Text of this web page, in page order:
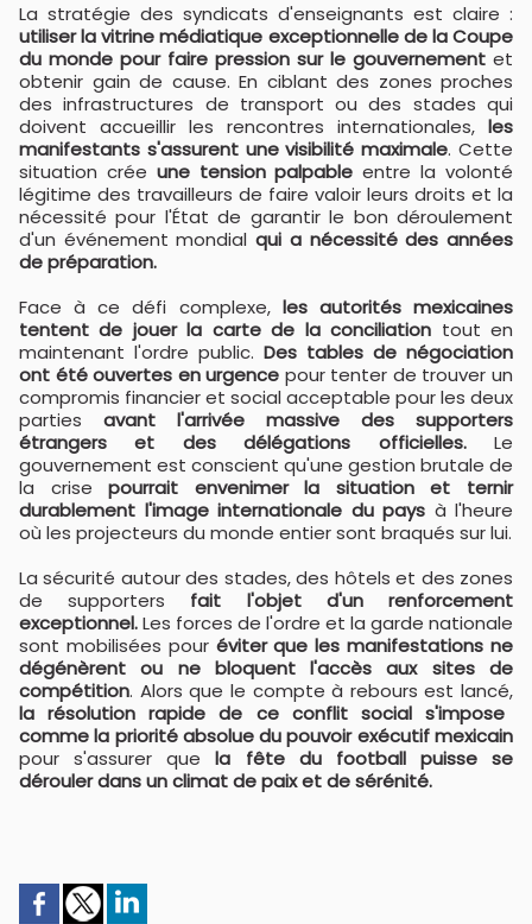
La stratégie des syndicats d'enseignants est claire :
utiliser la vitrine médiatique exceptionnelle de la Coupe
du monde pour faire pression sur le gouvernement et
obtenir gain de cause. En ciblant des zones proches
des infrastructures de transport ou des stades qui
doivent accueillir les rencontres internationales, les
manifestants s'assurent une visibilité maximale. Cette
situation crée une tension palpable entre la volonté
légitime des travailleurs de faire valoir leurs droits et la
nécessité pour l'État de garantir le bon déroulement
d'un événement mondialqui a nécessité des années
de préparation.
Face à ce défi complexe, les autorités mexicaines
tentent de jouer la carte de la conciliation tout en
maintenant l'ordre public. Des tables de négociation
ont été ouvertes en urgence pour tenter de trouver un
compromis financier et social acceptable pour les deux
parties avant l'arrivée massive des supporters
étrangers et des délégations officielles. Le
gouvernement est conscient qu'une gestion brutale de
la crisepourrait envenimer la situation et ternir
durablement l'image internationale du pays à l'heure
où les projecteurs du monde entier sont braqués sur lui.
La sécurité autour des stades, des hôtels et des zones
de supporters fait l'objet d'un renforcement
exceptionnel.Les forces de l'ordre et la garde nationale
sont mobilisées pour éviter que les manifestations ne
dégénèrent ou ne bloquent l'accès aux sites de
compétition. Alors que le compte à rebours est lancé,
la résolution rapide de ce conflit social s'impose
comme la priorité absolue du pouvoir exécutif mexicain
pour s'assurer quela fête du football puisse se
dérouler dans un climat de paix et de sérénité.